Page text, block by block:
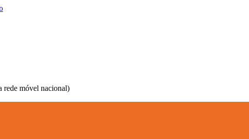
rede móvel nacional)